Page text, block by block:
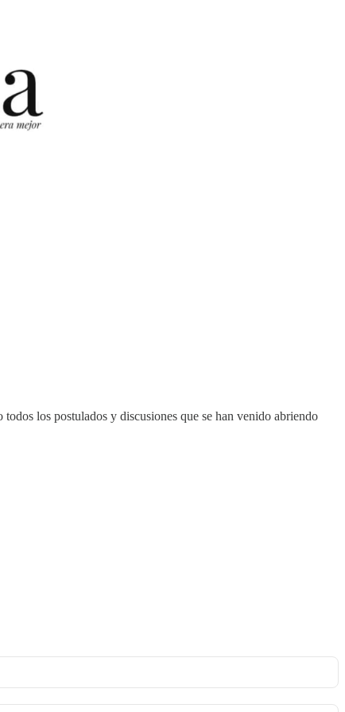
los postulados y discusiones que se han venido abriendo